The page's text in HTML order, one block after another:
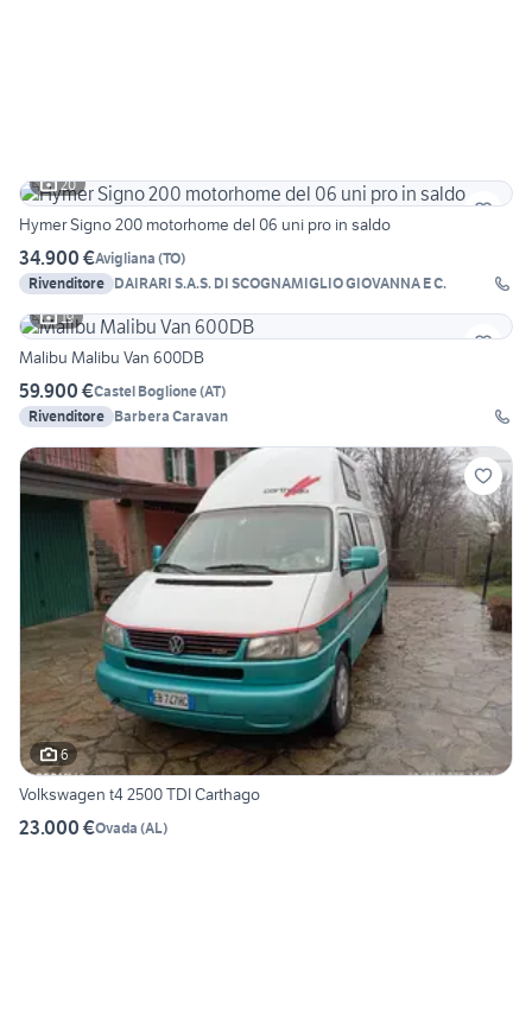
20
Hymer Signo 200 motorhome del 06 uni pro in saldo
34.900 €Avigliana (TO)
Rivenditore DAIRARI S.A.S. DI SCOGNAMIGLIO GIOVANNA E C.
19
Malibu Malibu Van 600DB
59.900 €Castel Boglione(AT)
Rivenditore Barbera Caravan
6
Volkswagen t4 2500 TDI Carthago
23.000 €Ovada (AL)